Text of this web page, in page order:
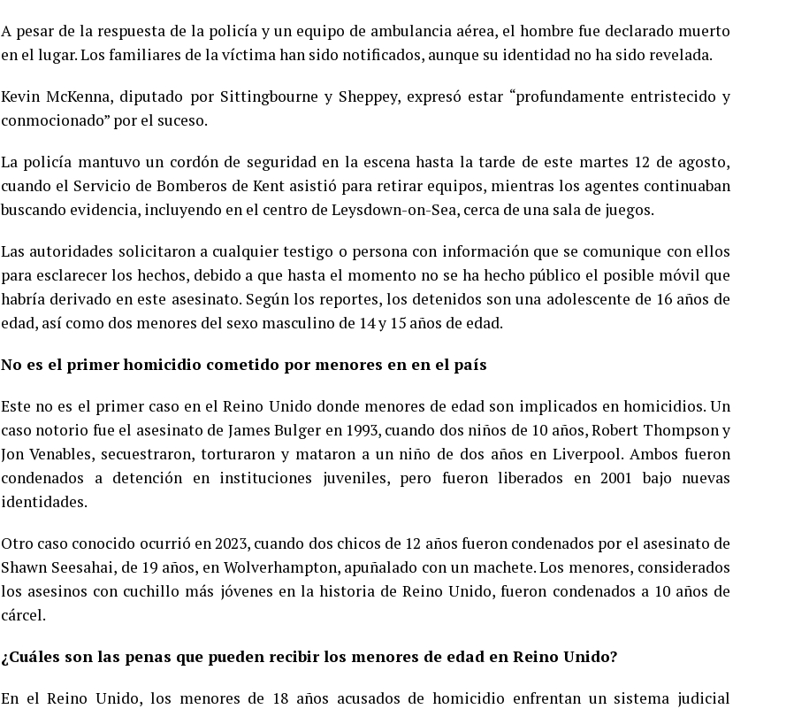
A pesar de la respuesta de la policía y un equipo de ambulancia aérea, el hombre fue declarado muerto
en el lugar. Los familiares de la víctima han sido notificados, aunque su identidad no ha sido revelada.
Kevin McKenna, diputado por Sittingbourne y Sheppey, expresó estar “profundamente entristecido y
conmocionado” por el suceso.
La policía mantuvo un cordón de seguridad en la escena hasta la tarde de este martes 12 de agosto,
cuando el Servicio de Bomberos de Kent asistió para retirar equipos, mientras los agentes continuaban
buscando evidencia, incluyendo en el centro de Leysdown-on-Sea, cerca de una sala de juegos.
Las autoridades solicitaron a cualquier testigo o persona con información que se comunique con ellos
para esclarecer los hechos, debido a que hasta el momento no se ha hecho público el posible móvil que
habría derivado en este asesinato. Según los reportes, los detenidos son una adolescente de 16 años de
edad, así como dos menores del sexo masculino de 14 y 15 años de edad.
No es el primer homicidio cometido por menores en en el país
Este no es el primer caso en el Reino Unido donde menores de edad son implicados en homicidios. Un
caso notorio fue el asesinato de James Bulger en 1993, cuando dos niños de 10 años, Robert Thompson y
Jon Venables, secuestraron, torturaron y mataron a un niño de dos años en Liverpool. Ambos fueron
condenados a detención en instituciones juveniles, pero fueron liberados en 2001 bajo nuevas
identidades.
Otro caso conocido ocurrió en 2023, cuando dos chicos de 12 años fueron condenados por el asesinato de
Shawn Seesahai, de 19 años, en Wolverhampton, apuñalado con un machete. Los menores, considerados
los asesinos con cuchillo más jóvenes en la historia de Reino Unido, fueron condenados a 10 años de
cárcel.
¿Cuáles son las penas que pueden recibir los menores de edad en Reino Unido?
En el Reino Unido, los menores de 18 años acusados de homicidio enfrentan un sistema judicial